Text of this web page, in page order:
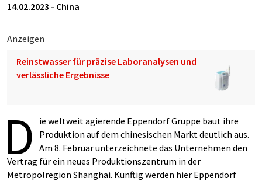
14.02.2023 - China
Anzeigen
Reinstwasser für präzise Laboranalysen und
verlässliche Ergebnisse
D
ie weltweit agierende Eppendorf Gruppe baut ihre
Produktion auf dem chinesischen Markt deutlich aus.
Am 8. Februar unterzeichnete das Unternehmen den
Vertrag für ein neues Produktionszentrum in der
Metropolregion Shanghai. Künftig werden hier Eppendorf